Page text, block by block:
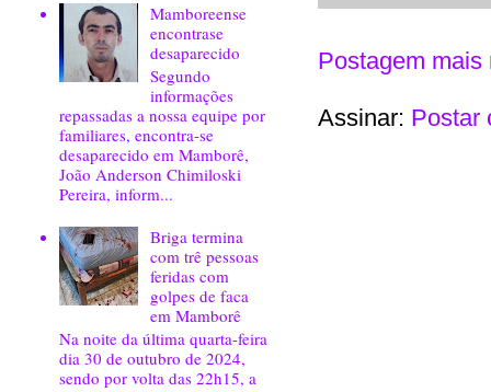
Postagem mais
Assinar: Postar
Mamboreense
encontrase
desaparecido
Segundo
informações
repassadas a nossa equipe por
familiares, encontra-se
desaparecido em Mamborê,
João Anderson Chimiloski
Pereira, inform...
Briga termina
com trê pessoas
feridas com
golpes de faca
em Mamborê
Na noite da última quarta-feira
dia 30 de outubro de 2024,
sendo por volta das 22h15, a